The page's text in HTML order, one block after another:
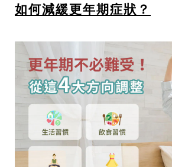
如何減緩更年期症狀？